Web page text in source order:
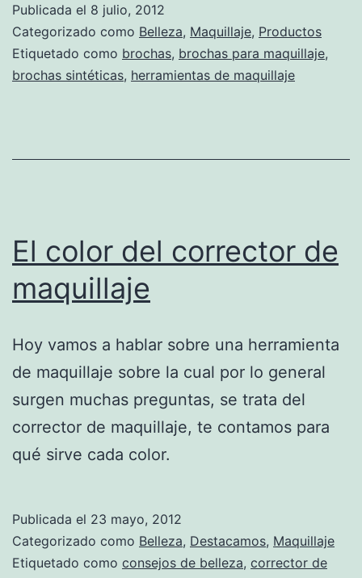
Publicada el 8 julio, 2012
Categorizado como Belleza, Maquillaje, Productos
Etiquetado como brochas, brochas para maquillaje,
brochas sintéticas, herramientas de maquillaje
El color del corrector de
maquillaje
Hoy vamos a hablar sobre una herramienta
de maquillaje sobre la cual por lo general
surgen muchas preguntas, se trata del
corrector de maquillaje, te contamos para
qué sirve cada color.
Publicada el 23 mayo, 2012
Categorizado como Belleza, Destacamos, Maquillaje
Etiquetado como consejos de belleza, corrector de